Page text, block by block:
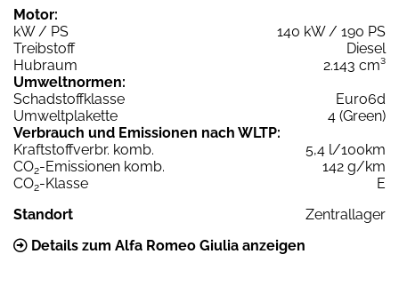
Motor:
kW / PS
140 kW / 190 PS
Treibstoff
Diesel
Hubraum
2.143 cm³
Umweltnormen:
Schadstoffklasse
Euro6d
Umweltplakette
4 (Green)
Verbrauch und Emissionen nach WLTP:
Kraftstoffverbr. komb.
5,4 l/100km
CO2-Emissionen komb.
142 g/km
CO2-Klasse
E
Standort
Zentrallager
Details zum Alfa Romeo Giulia anzeigen